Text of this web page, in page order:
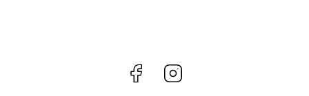
Facebook